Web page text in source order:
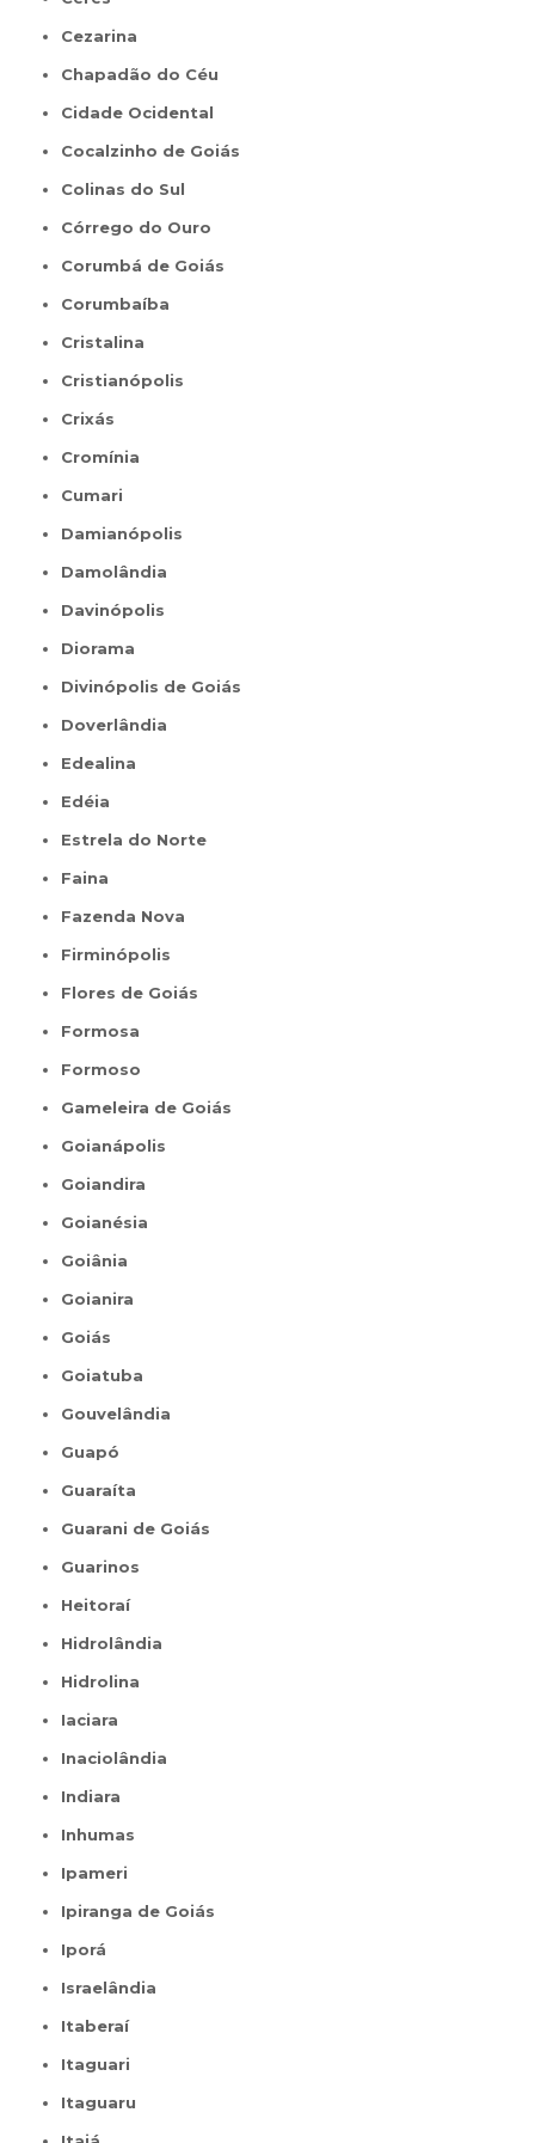
Cezarina
Chapadão do Céu
Cidade Ocidental
Cocalzinho de Goiás
Colinas do Sul
Córrego do Ouro
Corumbá de Goiás
Corumbaíba
Cristalina
Cristianópolis
Crixás
Cromínia
Cumari
Damianópolis
Damolândia
Davinópolis
Diorama
Divinópolis de Goiás
Doverlândia
Edealina
Edéia
Estrela do Norte
Faina
Fazenda Nova
Firminópolis
Flores de Goiás
Formosa
Formoso
Gameleira de Goiás
Goianápolis
Goiandira
Goianésia
Goiânia
Goianira
Goiás
Goiatuba
Gouvelândia
Guapó
Guaraíta
Guarani de Goiás
Guarinos
Heitoraí
Hidrolândia
Hidrolina
Iaciara
Inaciolândia
Indiara
Inhumas
Ipameri
Ipiranga de Goiás
Iporá
Israelândia
Itaberaí
Itaguari
Itaguaru